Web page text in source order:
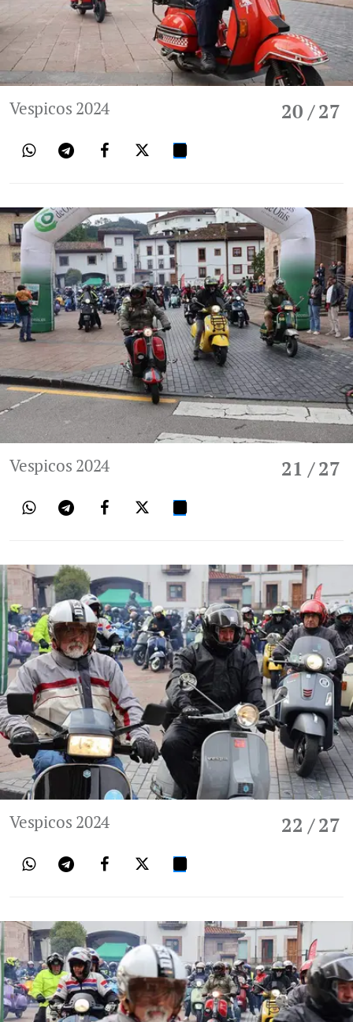
20 / 27
Vespicos 2024
21 / 27
Vespicos 2024
22 / 27
Vespicos 2024